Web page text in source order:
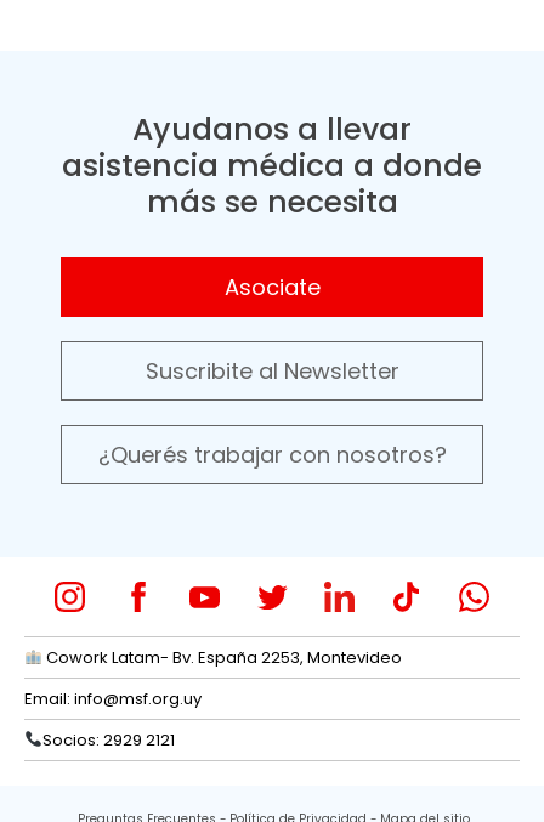
Ayudanos a llevar
asistencia médica a donde
más se necesita
Asociate
Suscribite al Newsletter
¿Querés trabajar con nosotros?
Cowork Latam- Bv. España 2253, Montevideo
Email: info@msf.org.uy
Socios: 2929 2121
Preguntas Frecuentes Política de Privacidad Mapa del sitio